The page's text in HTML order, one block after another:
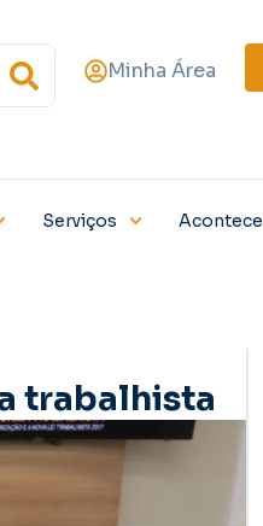
Minha Área
Serviços Acontece
trabalhista